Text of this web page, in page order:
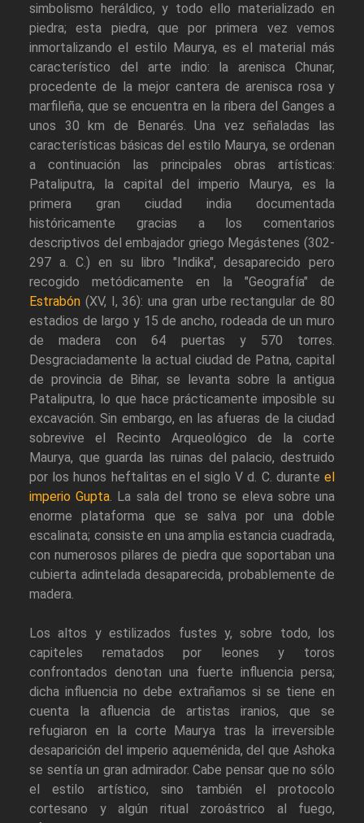
simbolismo heráldico, y todo ello materializado en
piedra; esta piedra, que por primera vez vemos
inmortalizando el estilo Maurya, es el material más
característico del arte indio: la arenisca Chunar,
procedente de la mejor cantera de arenisca rosa y
marfileña, que se encuentra en la ribera del Ganges a
unos 30 km de Benarés. Una vez señaladas las
características básicas del estilo Maurya, se ordenan
a continuación las principales obras artísticas:
Pataliputra, la capital del imperio Maurya, es la
primera gran ciudad india documentada
históricamente gracias a los comentarios
descriptivos del embajador griego Megástenes (302-
297 a. C.) en su libro "Indika", desaparecido pero
recogido metódicamente en la "Geografía" de
Estrabón (XV, I, 36): una gran urbe rectangular de 80
estadios de largo y 15 de ancho, rodeada de un muro
de madera con 64 puertas y 570 torres.
Desgraciadamente la actual ciudad de Patna, capital
de provincia de Bihar, se levanta sobre la antigua
Pataliputra, lo que hace prácticamente imposible su
excavación. Sin embargo, en las afueras de la ciudad
sobrevive el Recinto Arqueológico de la corte
Maurya, que guarda las ruinas del palacio, destruido
por los hunos heftalitas en el siglo V d. C. durante el
imperio Gupta. La sala del trono se eleva sobre una
enorme plataforma que se salva por una doble
escalinata; consiste en una amplia estancia cuadrada,
con numerosos pilares de piedra que soportaban una
cubierta adintelada desaparecida, probablemente de
madera.
Los altos y estilizados fustes y, sobre todo, los
capiteles rematados por leones y toros
confrontados denotan una fuerte influencia persa;
dicha influencia no debe extrañamos si se tiene en
cuenta la afluencia de artistas iranios, que se
refugiaron en la corte Maurya tras la irreversible
desaparición del imperio aqueménida, del que Ashoka
se sentía un gran admirador. Cabe pensar que no sólo
el estilo artístico, sino también el protocolo
cortesano y algún ritual zoroástrico al fuego,